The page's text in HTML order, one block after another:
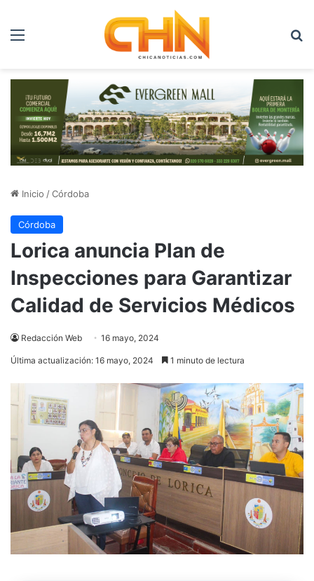
Menú
Inicio /Córdoba
Córdoba
Lorica anuncia Plan de
Inspecciones para Garantizar
Calidad de Servicios Médicos
Redacción Web 16 mayo, 2024
Última actualización: 16 mayo, 2024 1 minuto de lectura